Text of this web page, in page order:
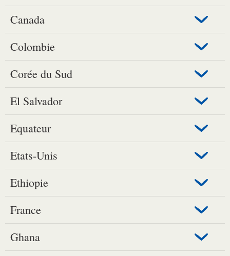
Canada
Colombie
Corée du Sud
El Salvador
Equateur
Etats-Unis
Ethiopie
France
Ghana